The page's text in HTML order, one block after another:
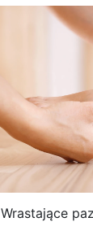
Wrastające